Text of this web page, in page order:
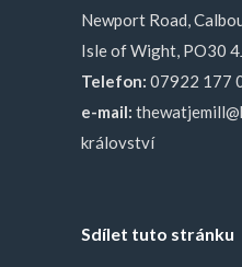
Newport Road,
Isle of Wight, PO30
Telefon: 07922 177
e-mail:
království
Sdílet tuto stránku